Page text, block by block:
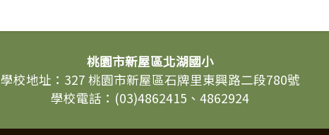
桃園市新屋區北湖國小
學校地址：327 桃園市新屋區石牌里東興路二段780號
學校電話：(03)4862415、4862924